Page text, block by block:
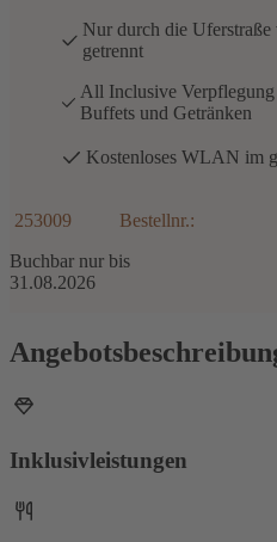
Nur durch die
getrennt
All Inclusive
Buffets und Getränken
Kostenloses WLAN im
253009
Bestellnr.:
Buchbar nur bis
31.08.2026
Inklusivleistungen